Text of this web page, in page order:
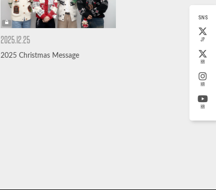
SNS
JP
KR
KR
KR
2025.12.25
2025 Christmas Message